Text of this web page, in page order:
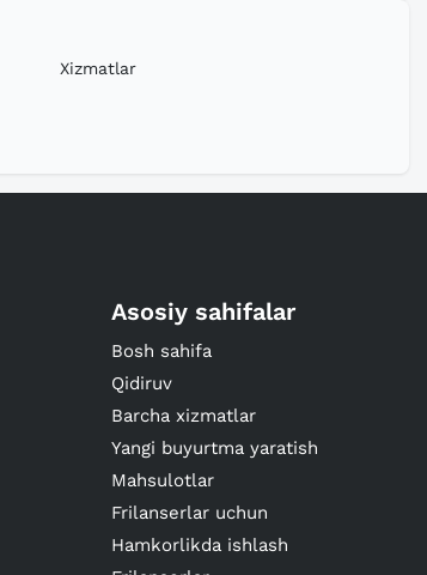
Xizmatlar
Asosiy sahifalar
Bosh sahifa
Qidiruv
Barcha xizmatlar
Yangi buyurtma yaratish
Mahsulotlar
Frilanserlar uchun
Hamkorlikda ishlash